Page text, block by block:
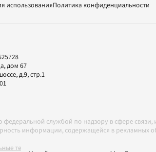
использованияПолитика конфиденциальности
дом 67
д.9, стр.1
службой по надзору в сфере
информации, содержащейся в
технологии в соответствии с Правилами